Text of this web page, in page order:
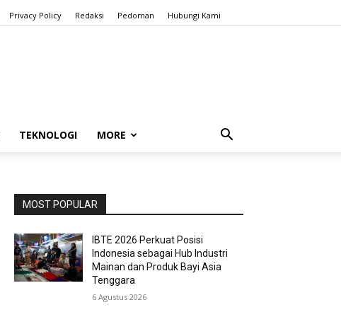
Privacy Policy Redaksi Pedoman Hubungi Kami
TEKNOLOGI MORE
MOST POPULAR
IBTE 2026 Perkuat Posisi
Indonesia sebagai Hub Industri
Mainan dan Produk Bayi Asia
Tenggara
6 Agustus 2026